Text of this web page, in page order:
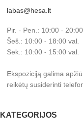
labas@hesa.lt
Pir. - Pen.: 10:00 - 20:00
Šeš.: 10:00 - 18:00 val.
Sek.: 10:00 - 15:00 val.
Ekspoziciją galima
reikėtų susiderinti
KATEGORIJOS